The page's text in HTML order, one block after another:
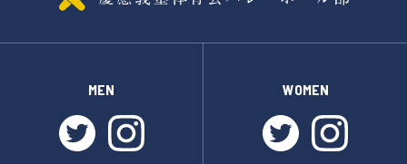
MEN
twitterinstagram
WOMEN
twitter